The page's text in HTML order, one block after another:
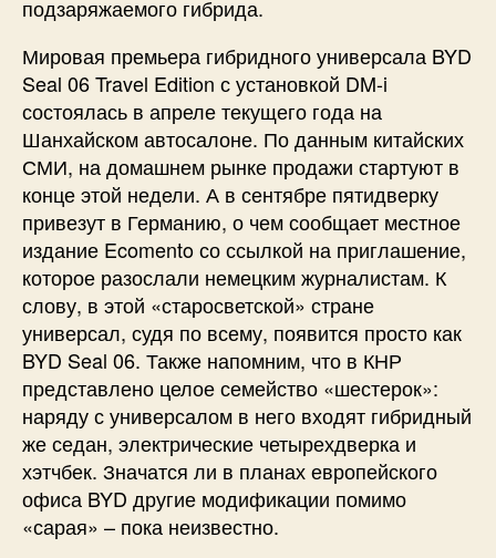
подзаряжаемого гибрида.
Мировая премьера гибридного универсала BYD
Seal 06 Travel Edition с установкой DM-i
состоялась в апреле текущего года на
Шанхайском автосалоне. По данным китайских
СМИ, на домашнем рынке продажи стартуют в
конце этой недели. А в сентябре пятидверку
привезут в Германию, о чем сообщает местное
издание Ecomento со ссылкой на приглашение,
которое разослали немецким журналистам. К
слову, в этой «старосветской» стране
универсал, судя по всему, появится просто как
BYD Seal 06. Также напомним, что в КНР
представлено целое семейство «шестерок»:
наряду с универсалом в него входят гибридный
же седан, электрические четырехдверка и
хэтчбек. Значатся ли в планах европейского
офиса BYD другие модификации помимо
«сарая» – пока неизвестно.